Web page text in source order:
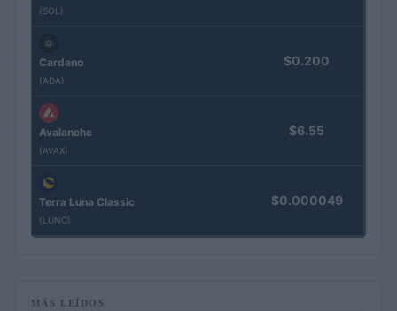
(SOL)
Cardano
(ADA)
$0.200
Avalanche
(AVAX)
$6.55
Terra Luna Classic
(LUNC)
$0.000049
MÁS LEÍDOS